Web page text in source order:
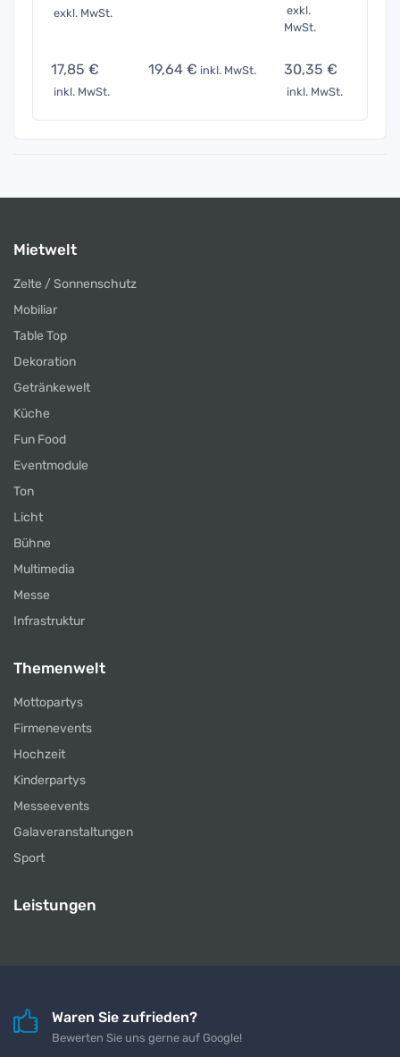
exkl. MwSt.
exkl.
MwSt.
17,85 €
inkl. MwSt.
19,64 € inkl. MwSt. 30,35 €
inkl. MwSt.
Mietwelt
Zelte / Sonnenschutz
Mobiliar
Table Top
Dekoration
Getränkewelt
Küche
Fun Food
Eventmodule
Ton
Licht
Bühne
Multimedia
Messe
Infrastruktur
Themenwelt
Mottopartys
Firmenevents
Hochzeit
Kinderpartys
Messeevents
Galaveranstaltungen
Sport
Leistungen
Waren Sie zufrieden?
Bewerten Sie uns gerne auf Google!